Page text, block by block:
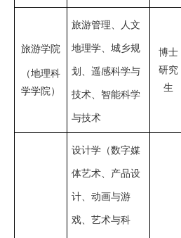
旅游学院
（地理科
学学院）
旅游管理、人文
地理学、城乡规
划、遥感科学与
技术、智能科学
与技术
博士
研究
生
设计学（数字媒
体艺术、产品设
计、动画与游
戏、艺术与科